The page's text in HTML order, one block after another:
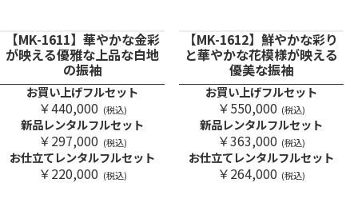
【MK-1611】華やかな金彩
が映える優雅な上品な白地
の振袖
お買い上げフルセット
￥440,000 (税込)
新品レンタルフルセット
￥297,000 (税込)
お仕立てレンタルフルセット
￥220,000 (税込)
【MK-1612】鮮やかな彩り
と華やかな花模様が映える
優美な振袖
お買い上げフルセット
￥550,000 (税込)
新品レンタルフルセット
￥363,000 (税込)
お仕立てレンタルフルセット
￥264,000 (税込)